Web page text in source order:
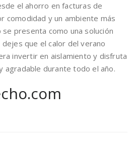
el ahorro en facturas de
comodidad y un ambiente más
presenta como una solución
que el calor del verano
invertir en aislamiento y disfruta
agradable durante todo el año.